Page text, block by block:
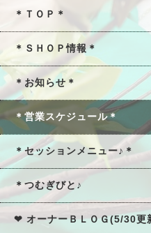
＊ＴＯＰ＊
＊ＳＨＯＰ情報＊
＊お知らせ＊
＊営業スケジュール＊
＊セッションメニュー♪＊
＊つむぎびと♪
❤ オーナーＢＬＯＧ(5/30更